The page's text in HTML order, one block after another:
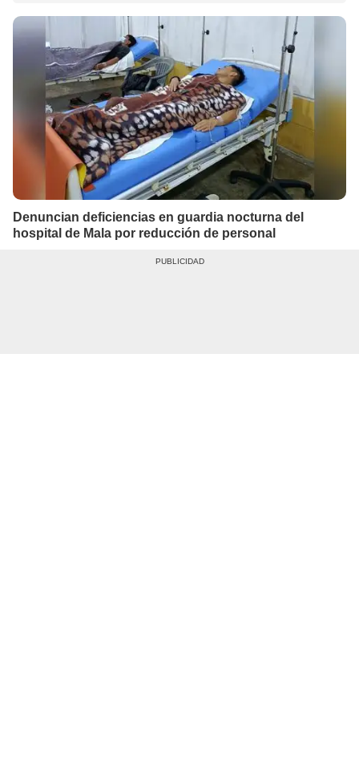
Denuncian deficiencias en guardia nocturna del
hospital de Mala por reducción de personal